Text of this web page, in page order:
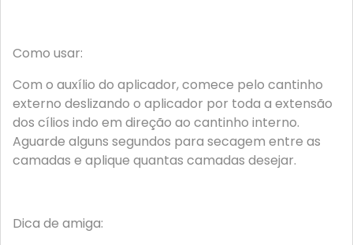
Como usar:
Com o auxílio do aplicador, comece pelo cantinho
externo deslizando o aplicador por toda a extensão
dos cílios indo em direção ao cantinho interno.
Aguarde alguns segundos para secagem entre as
camadas e aplique quantas camadas desejar.
Dica de amiga: